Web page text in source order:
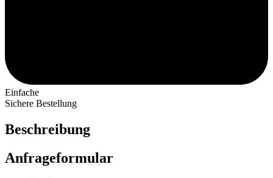
Einfache
Sichere Bestellung
Beschreibung
Anfrageformular